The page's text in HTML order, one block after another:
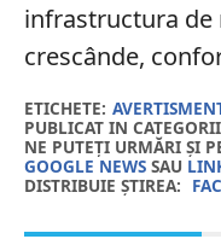
infrastructura de
crescânde,
ETICHETE:
PUBLICAT IN
NE PUTEȚI URMĂRI ȘI
GOOGLE NEWSSAU
DISTRIBUIE ȘTIREA: